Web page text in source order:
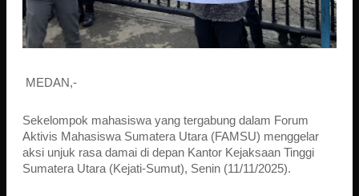
MEDAN,-
Sekelompok mahasiswa yang tergabung dalam Forum
Aktivis Mahasiswa Sumatera Utara (FAMSU) menggelar
aksi unjuk rasa damai di depan Kantor Kejaksaan Tinggi
Sumatera Utara (Kejati-Sumut), Senin (11/11/2025).